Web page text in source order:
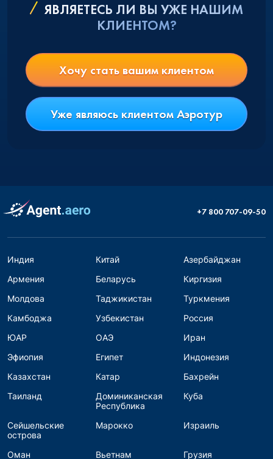
ЯВЛЯЕТЕСЬ ЛИ ВЫ УЖЕ НАШИМ
КЛИЕНТОМ?
Хочу стать вашим клиентом
Уже являюсь клиентом Аэротур
+7 800 707-09-50
Индия Китай
Азербайджан
Армения
Беларусь
Киргизия
Молдова
Таджикистан
Туркмения
Камбоджа
Узбекистан
Россия
ЮАР
ОАЭ
Иран
Эфиопия
Египет
Индонезия
Казахстан
Катар
Бахрейн
Таиланд
Доминиканская
Республика
Куба
Сейшельские
острова
Марокко Израиль
Оман Вьетнам
Грузия